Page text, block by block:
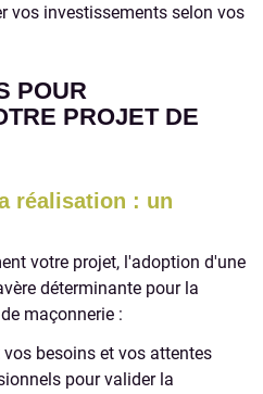
vos investissements selon vos
POUR
PROJET DE
réalisation : un
votre projet, l'adoption d'une
déterminante pour la
maçonnerie :
besoins et vos attentes
pour valider la